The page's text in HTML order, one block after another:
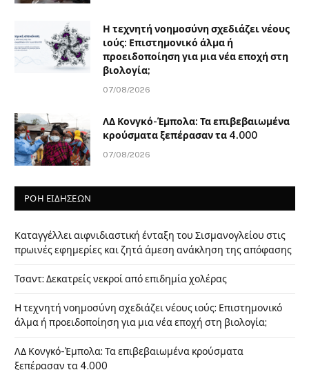
Η τεχνητή νοημοσύνη σχεδιάζει νέους
ιούς: Επιστημονικό άλμα ή
προειδοποίηση για μια νέα εποχή στη
βιολογία;
07/08/2026
ΛΔ Κονγκό-Έμπολα: Τα επιβεβαιωμένα
κρούσματα ξεπέρασαν τα 4.000
07/08/2026
ΡΟΗ ΕΙΔΗΣΕΩΝ
Καταγγέλλει αιφνιδιαστική ένταξη του Σισμανογλείου στις
πρωινές εφημερίες και ζητά άμεση ανάκληση της απόφασης
Τσαντ: Δεκατρείς νεκροί από επιδημία χολέρας
Η τεχνητή νοημοσύνη σχεδιάζει νέους ιούς: Επιστημονικό
άλμα ή προειδοποίηση για μια νέα εποχή στη βιολογία;
ΛΔ Κονγκό-Έμπολα: Τα επιβεβαιωμένα κρούσματα
ξεπέρασαν τα 4.000